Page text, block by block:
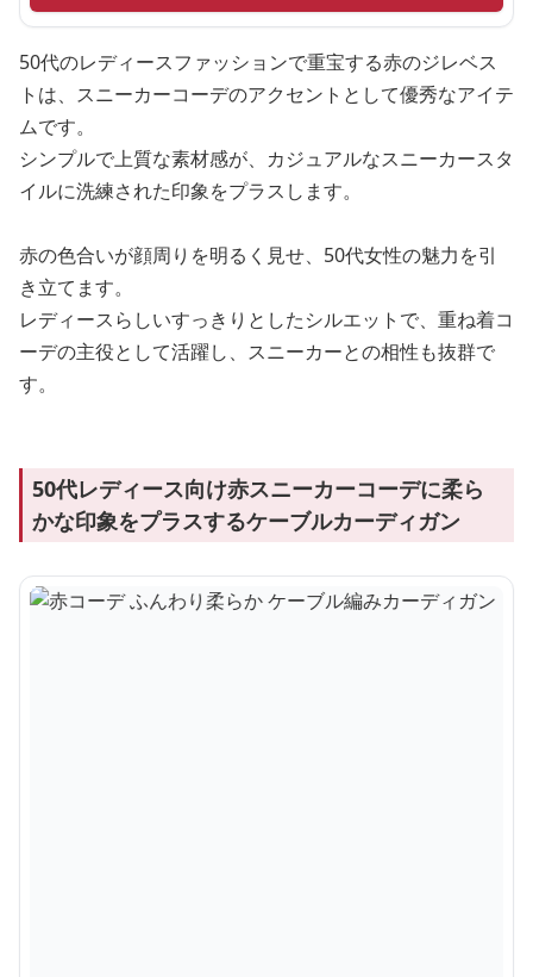
50代のレディースファッションで重宝する赤のジレベス
トは、スニーカーコーデのアクセントとして優秀なアイテ
ムです。
シンプルで上質な素材感が、カジュアルなスニーカースタ
イルに洗練された印象をプラスします。
赤の色合いが顔周りを明るく見せ、50代女性の魅力を引
き立てます。
レディースらしいすっきりとしたシルエットで、重ね着コ
ーデの主役として活躍し、スニーカーとの相性も抜群で
す。
50代レディース向け赤スニーカーコーデに柔ら
かな印象をプラスするケーブルカーディガン